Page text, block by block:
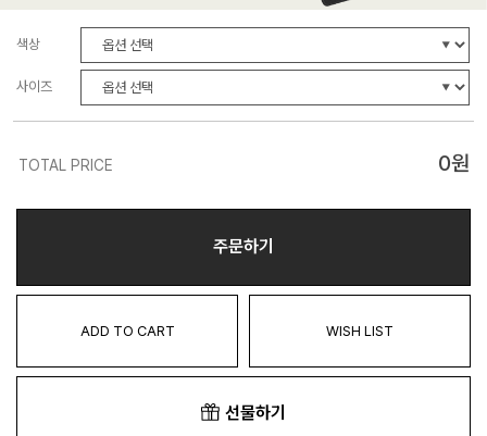
색상
사이즈
TOTAL PRICE 0원
주문하기
ADD TO CART WISH LIST
선물하기